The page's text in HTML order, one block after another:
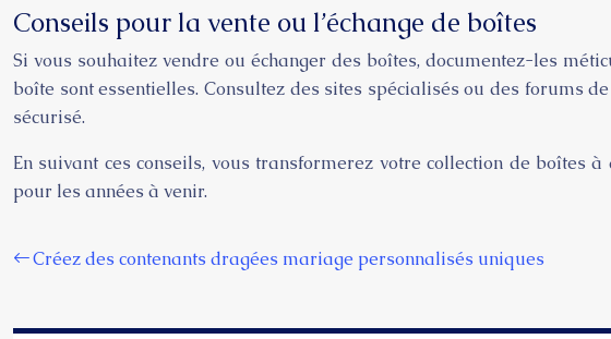
Conseils pour la vente ou l’échange de boîtes
Si vous souhaitez vendre ou échanger des boîtes, documentez-les
boîte sont essentielles. Consultez des sites spécialisés ou des forums
sécurisé.
En suivant ces conseils, vous transformerez votre collection de
pour les années à venir.
Créez des contenants dragées mariage personnalisés uniques